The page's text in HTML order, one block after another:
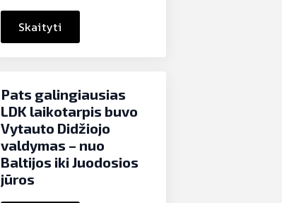
Skaityti
Pats galingiausias
LDK laikotarpis buvo
Vytauto Didžiojo
valdymas – nuo
Baltijos iki Juodosios
jūros